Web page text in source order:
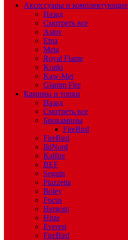
Аксессуары и комплектующие
Назад
Смотреть все
Astov
Etna
Meta
Royal Flame
Kratki
Kaw-Met
Glamm Fire
Камины и топки
Назад
Смотреть все
Биокамины
FireBird
FireBird
IldNord
Kalfire
BEF
Seguin
Piazzetta
Boley
Focus
Hergom
Hitze
Everest
FireBird